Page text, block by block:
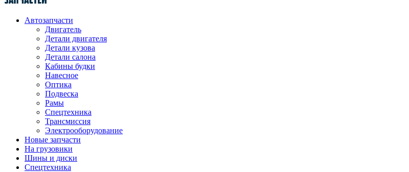
Автозапчасти
Двигатель
Детали двигателя
Детали кузова
Детали салона
Кабины будки
Навесное
Оптика
Подвеска
Рамы
Спецтехника
Трансмиссия
Электрооборудование
Новые запчасти
На грузовики
Шины и диски
Спецтехника